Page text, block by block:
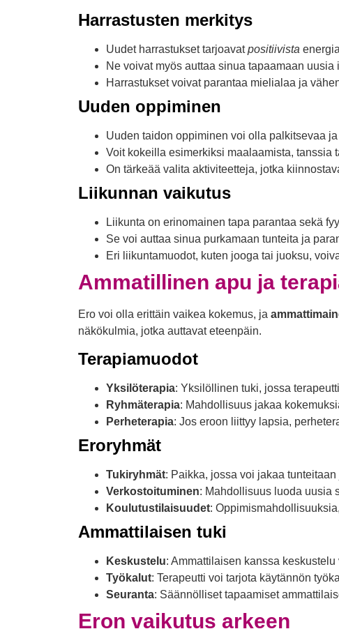
Harrastusten merkitys
Uudet harrastukset tarjoavatpositiivista
Ne voivat myös auttaa sinua tapaamaan
Harrastukset voivat parantaa mielialaa ja
Uuden oppiminen
Uuden taidon oppiminen voi olla palkitsevaa
Voit kokeilla esimerkiksi maalaamista, tanssia
On tärkeää valita aktiviteetteja, jotka
Liikunnan vaikutus
Liikunta on erinomainen tapa parantaa sekä
Se voi auttaa sinua purkamaan tunteita ja
Eri liikuntamuodot, kuten jooga tai juoksu,
Ammatillinen apu ja
Ero voi olla erittäin vaikea kokemus, ja
näkökulmia, jotka auttavat eteenpäin.
Terapiamuodot
Yksilöterapia: Yksilöllinen tuki, jossa
Ryhmäterapia: Mahdollisuus jakaa
Perheterapia: Jos eroon liittyy lapsia,
Eroryhmät
Tukiryhmät: Paikka, jossa voi jakaa
Verkostoituminen: Mahdollisuus luoda uusia
Koulutustilaisuudet:
Ammattilaisen tuki
Keskustelu: Ammattilaisen kanssa
Työkalut: Terapeutti voi tarjota käytännön
Seuranta: Säännölliset tapaamiset
Eron vaikutus arkeen